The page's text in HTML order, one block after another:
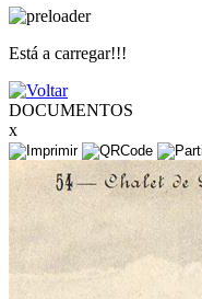
Está a carregar!!!
DOCUMENTOS
x